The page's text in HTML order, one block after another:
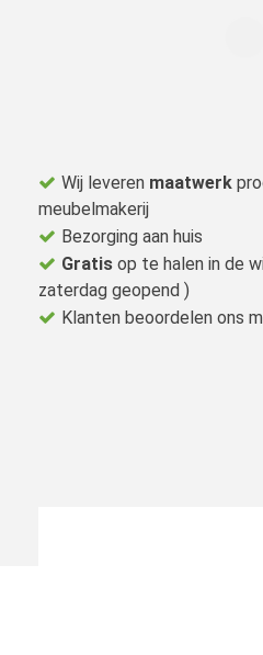
Wij leveren maatwerk
meubelmakerij
Bezorging aan huis
Gratis op te halen in de
zaterdag geopend )
Klanten beoordelen ons